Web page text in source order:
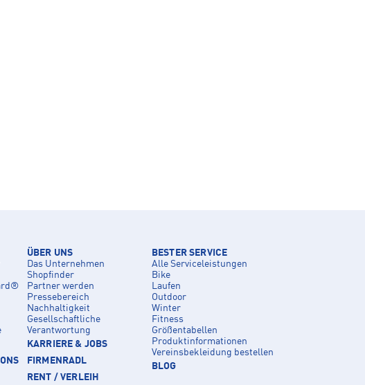
ÜBER UNS
Das Unternehmen
Shopfinder
Partner werden
Pressebereich
Nachhaltigkeit
Gesellschaftliche
Verantwortung
KARRIERE & JOBS
FIRMENRADL
RENT / VERLEIH
BESTER SERVICE
Alle Serviceleistungen
Bike
Laufen
Outdoor
Winter
Fitness
Größentabellen
Produktinformationen
Vereinsbekleidung bestellen
BLOG